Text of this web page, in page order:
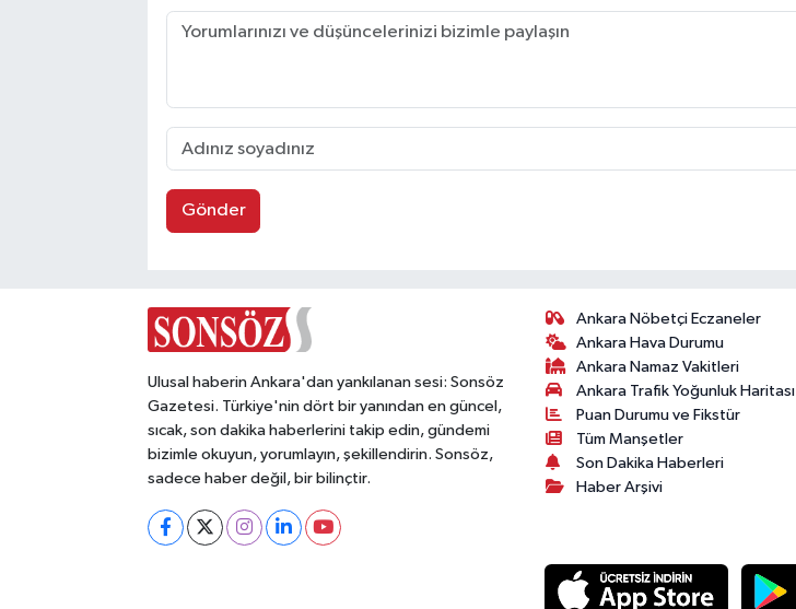
Gönder
Ulusal haberin Ankara'dan yankılanan sesi: Sonsöz
Gazetesi. Türkiye'nin dört bir yanından en güncel,
sıcak, son dakika haberlerini takip edin, gündemi
bizimle okuyun, yorumlayın, şekillendirin. Sonsöz,
sadece haber değil, bir bilinçtir.
Ankara Nöbetçi Eczaneler
Ankara Hava Durumu
Ankara Namaz Vakitleri
Ankara Trafik Yoğunluk Haritası
Puan Durumu ve Fikstür
Tüm Manşetler
Son Dakika Haberleri
Haber Arşivi